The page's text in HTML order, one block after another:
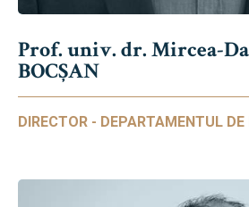
Prof. univ. dr. Mircea-
BOCȘAN
DIRECTOR - DEPARTAMENTUL